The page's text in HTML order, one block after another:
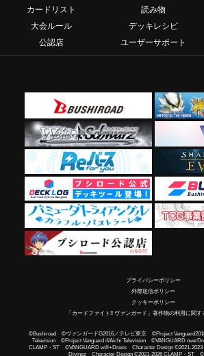
カードリスト
読み物
大会ルール
デッキレシピ
公認店
ユーザーサポート
プライバシーポリシー
外部送信ポリシー
クッキーポリシー
「カードファイト!! ヴァンガード」著作物の利用に関
©Bushiroad ©ヴァンガードG2016／テレビ東京 ©Project
Television ©Project Vanguard if/Aichi Television ©VANGUARD
CLAMP・ST ©VANGUARD will+Dress Character Design ©2021-
Divinez Character Design ©2021-2026 CLAMP・ST ©